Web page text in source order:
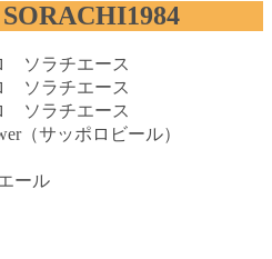
（サッポロビール）
ール